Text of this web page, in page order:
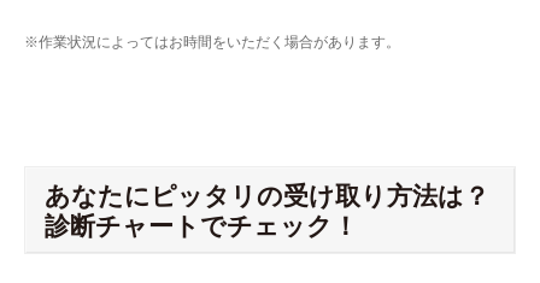
※作業状況によってはお時間をいただく場合があります。
あなたにピッタリの受け取り方法は？
診断チャートでチェック！